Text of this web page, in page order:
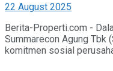
22 August 2025
Berita-Properti.com -
Summarecon Agung Tbk
komitmen sosial